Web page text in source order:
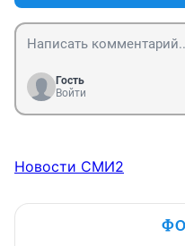
Гость
Войти
Новости СМИ2